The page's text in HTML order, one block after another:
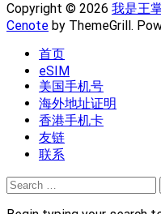
Copyright © 2026 我是王
Cenote by ThemeGrill.
首页
eSIM
美国手机号
海外地址证明
香港手机卡
友链
联系
Search
for: